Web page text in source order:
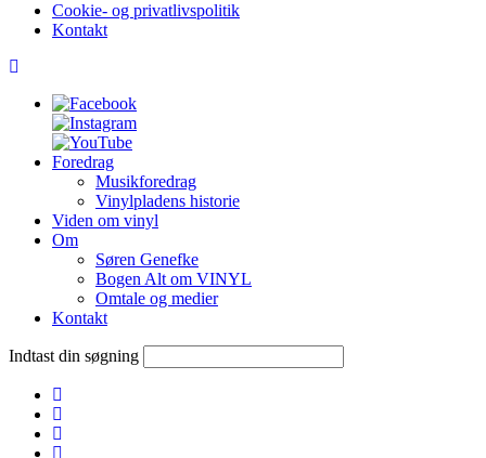
Cookie- og privatlivspolitik
Kontakt
Foredrag
Musikforedrag
Vinylpladens historie
Viden om vinyl
Om
Søren Genefke
Bogen Alt om VINYL
Omtale og medier
Kontakt
Indtast din søgning